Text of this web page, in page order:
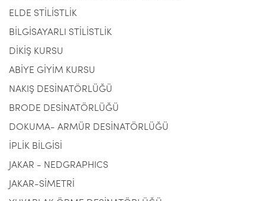
ELDE STİLİSTLİK
BİLGİSAYARLI STİLİSTLİK
DİKİŞ KURSU
ABİYE GİYİM KURSU
NAKIŞ DESİNATÖRLÜĞÜ
BRODE DESİNATÖRLÜĞÜ
DOKUMA- ARMÜR DESİNATÖRLÜĞÜ
İPLİK BİLGİSİ
JAKAR - NEDGRAPHICS
JAKAR-SİMETRİ